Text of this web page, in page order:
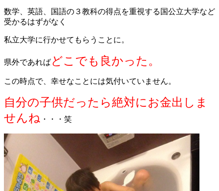
数学、英語、国語の３教科の得点を重視する国公立大学など
受かるはずがなく
私立大学に行かせてもらうことに。
県外であればどこでも良かった。
この時点で、幸せなことには気付いていません。
自分の子供だったら絶対にお金出しま
せんね ・・・ 笑